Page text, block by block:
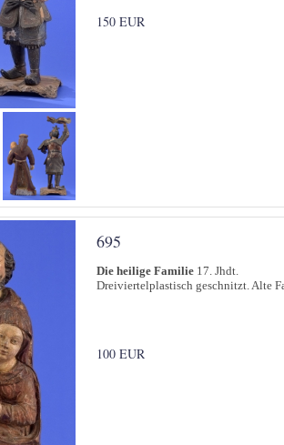
150 EUR
695
Die heilige Familie 17. Jhdt.
Dreiviertelplastisch geschnitzt. Alte
100 EUR